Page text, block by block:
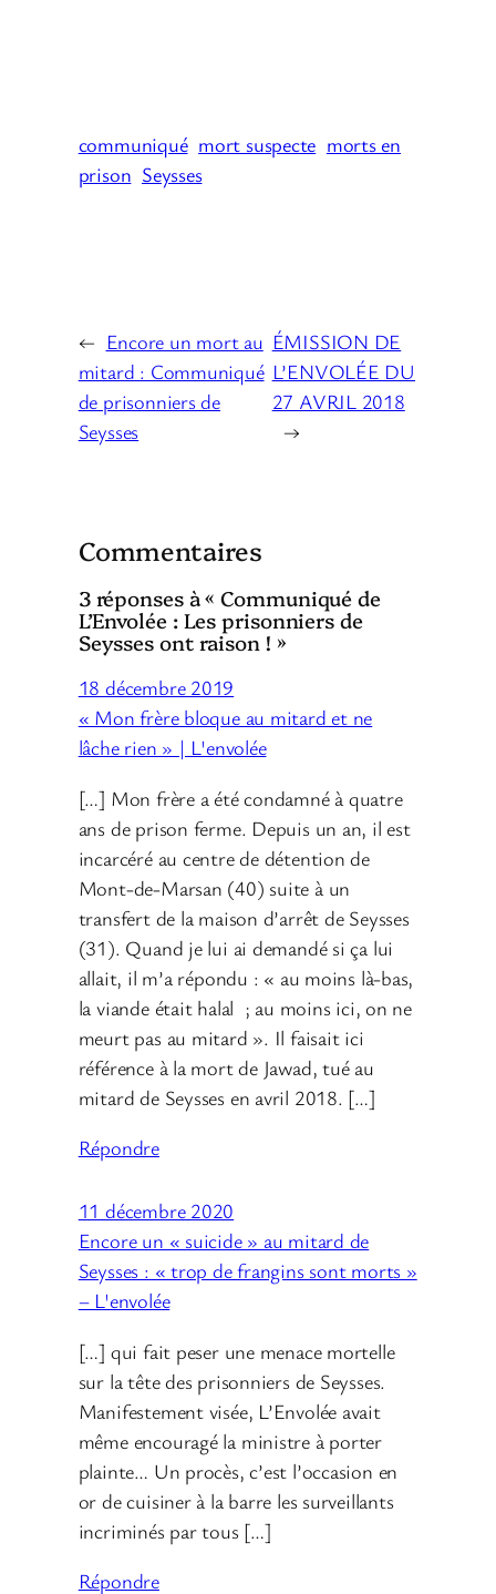
communiqué mort suspecte morts en
prison Seysses
← Encore un mort au
mitard : Communiqué
de prisonniers de
Seysses
ÉMISSION DE
L’ENVOLÉE DU
27 AVRIL 2018
→
Commentaires
3 réponses à « Communiqué de
L’Envolée : Les prisonniers de
Seysses ont raison ! »
18 décembre 2019
« Mon frère bloque au mitard et ne
lâche rien » | L'envolée
[…] Mon frère a été condamné à quatre
ans de prison ferme. Depuis un an, il est
incarcéré au centre de détention de
Mont-de-Marsan (40) suite à un
transfert de la maison d’arrêt de Seysses
(31). Quand je lui ai demandé si ça lui
allait, il m’a répondu : « au moins là-bas,
la viande était halal ; au moins ici, on ne
meurt pas au mitard ». Il faisait ici
référence à la mort de Jawad, tué au
mitard de Seysses en avril 2018. […]
Répondre
11 décembre 2020
Encore un « suicide » au mitard de
Seysses : « trop de frangins sont morts »
– L'envolée
[…] qui fait peser une menace mortelle
sur la tête des prisonniers de Seysses.
Manifestement visée, L’Envolée avait
même encouragé la ministre à porter
plainte… Un procès, c’est l’occasion en
or de cuisiner à la barre les surveillants
incriminés par tous […]
Répondre